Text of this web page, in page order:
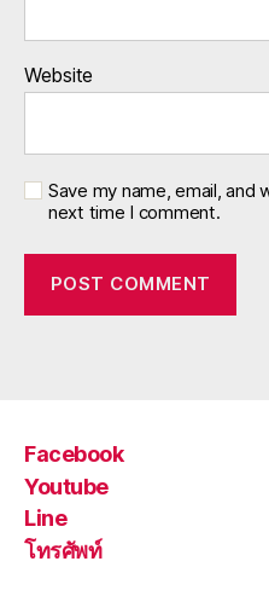
Website
Save my name, email,
next time I comment.
Facebook
Youtube
Line
โทรศัพท์